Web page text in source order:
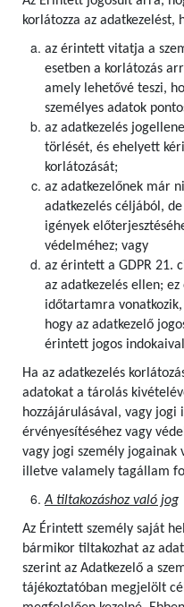
korlátozza az
az érintett vitatja a
esetben a korlátozás
amely lehetővé teszi,
személyes adatok
az adatkezelés
törlését, és ehelyett
korlátozását;
az adatkezelőnek már
adatkezelés céljából,
igények
védelméhez; vagy
az érintett a GDPR 21.
az adatkezelés ellen;
időtartamra
hogy az adatkezelő
érintett jogos
Ha az adatkezelés
adatokat a tárolás
hozzájárulásával, vagy jogi
érvényesítéséhez vagy
vagy jogi személy jogainak
illetve valamely tagállam
A tiltakozáshoz való jog
Az Érintett személy saját
bármikor tiltakozhat az
szerint az Adatkezelő a
tájékoztatóban megjelölt